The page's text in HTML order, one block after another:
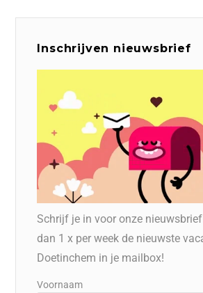
Inschrijven nieuwsbrief
Schrijf je in voor onze
dan 1 x per week de nieuwste
Doetinchem in je mailbox!
Voornaam